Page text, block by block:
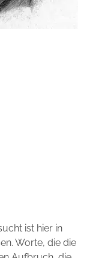
ist hier in
Worte, die die